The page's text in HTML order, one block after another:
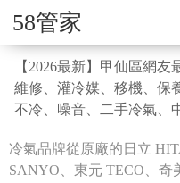
58管家
【2026最新】甲仙區網友
維修、灌冷媒、移機、保
不冷、噪音、二手冷氣、
冷氣品牌從原廠的日立
SANYO、東元 TECO、奇